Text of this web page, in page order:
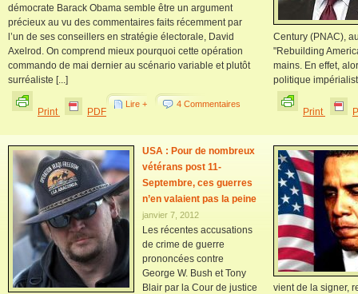
démocrate Barack Obama semble être un argument
précieux au vu des commentaires faits récemment par
l’un de ses conseillers en stratégie électorale, David
Axelrod. On comprend mieux pourquoi cette opération
commando de mai dernier au scénario variable et plutôt
surréaliste [...]
Print PDF
Lire + 4 Commentaires
Century (PNAC),
"Rebuilding
mains. En effet,
politique
Print
USA : Pour de nombreux
vétérans post 11-
Septembre, ces guerres
n’en valaient pas la peine
janvier 7, 2012
Les récentes accusations
de crime de guerre
prononcées contre
George W. Bush et Tony
Blair par la Cour de justice
vient de la signer,